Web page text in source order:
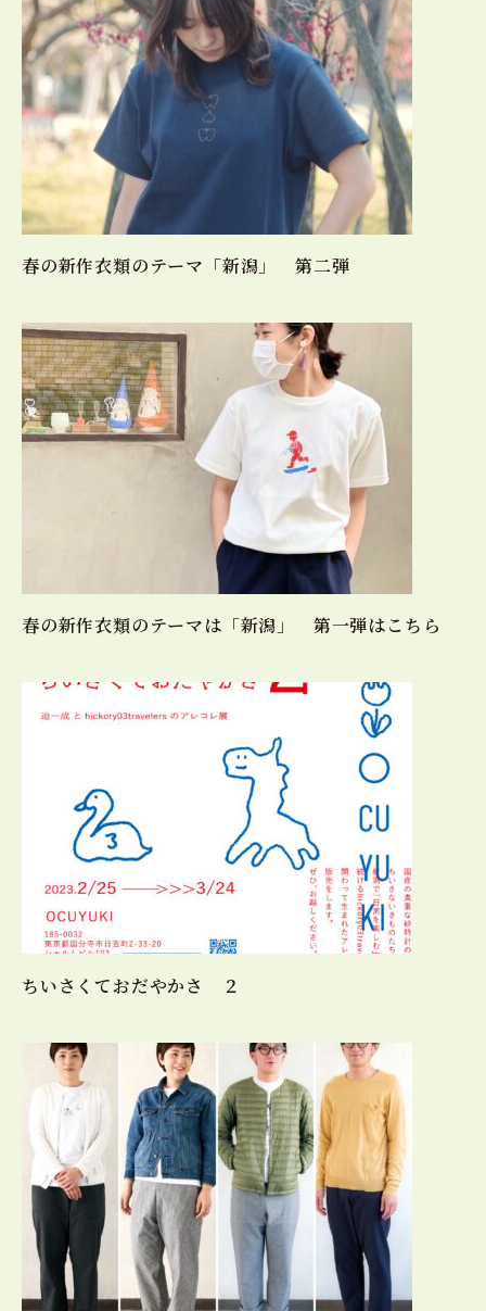
春の新作衣類のテーマ「新潟」 第二弾
春の新作衣類のテーマは「新潟」 第一弾はこちら
ちいさくておだやかさ ２